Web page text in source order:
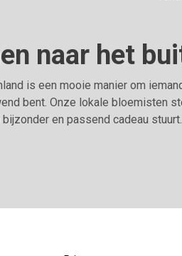
naar het
is een mooie manier om
bent. Onze lokale bloemisten
bijzonder en passend cadeau